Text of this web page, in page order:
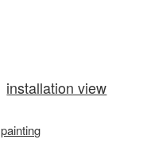
installation view
painting